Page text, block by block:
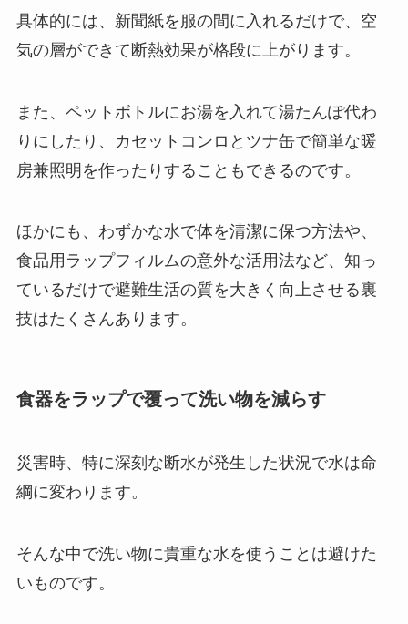
具体的には、新聞紙を服の間に入れるだけで、空
気の層ができて断熱効果が格段に上がります。
また、ペットボトルにお湯を入れて湯たんぽ代わ
りにしたり、カセットコンロとツナ缶で簡単な暖
房兼照明を作ったりすることもできるのです。
ほかにも、わずかな水で体を清潔に保つ方法や、
食品用ラップフィルムの意外な活用法など、知っ
ているだけで避難生活の質を大きく向上させる裏
技はたくさんあります。
食器をラップで覆って洗い物を減らす
災害時、特に深刻な断水が発生した状況で水は命
綱に変わります。
そんな中で洗い物に貴重な水を使うことは避けた
いものです。